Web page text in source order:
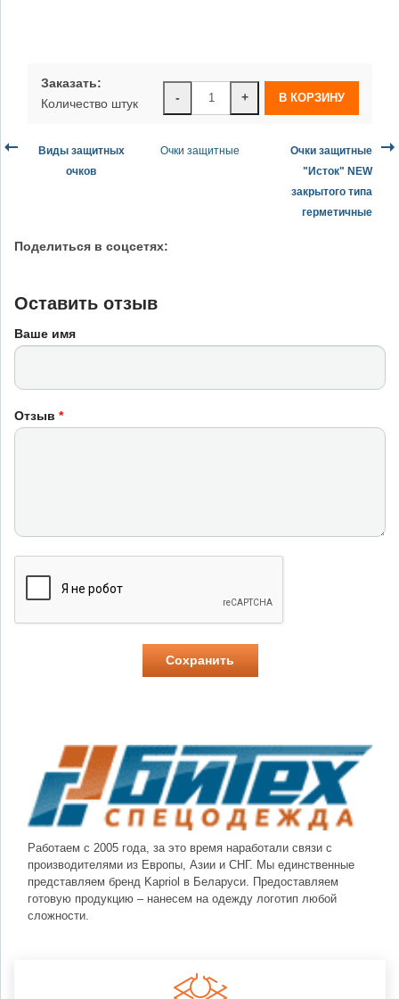
- +
Заказать:
Количество штук
Виды защитных
очков
Очки защитные
Очки защитные
"Исток" NEW
закрытого типа
герметичные
Поделиться в соцсетях:
Оставить отзыв
Ваше имя
Отзыв *
Работаем с 2005 года, за это время наработали связи с
производителями из Европы, Азии и СНГ. Мы единственные
представляем бренд Kapriol в Беларуси. Предоставляем
готовую продукцию – нанесем на одежду логотип любой
сложности.